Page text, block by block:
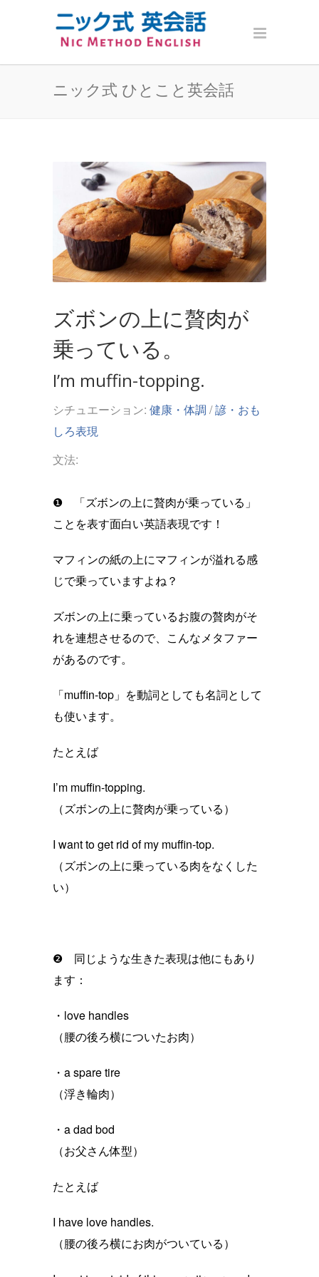
ニック式 ひとこと英会話
ズボンの上に贅肉が
乗っている。
I’m muffin-topping.
シチュエーション: 健康・体調 /諺・おも
しろ表現
文法:
❶ 「ズボンの上に贅肉が乗っている」
ことを表す面白い英語表現です！
マフィンの紙の上にマフィンが溢れる感
じで乗っていますよね？
ズボンの上に乗っているお腹の贅肉がそ
れを連想させるので、こんなメタファー
があるのです。
「muffin-top」を動詞としても名詞として
も使います。
たとえば
I’m muffin-topping.
（ズボンの上に贅肉が乗っている）
I want to get rid of my muffin-top.
（ズボンの上に乗っている肉をなくした
い）
❷ 同じような生きた表現は他にもあり
ます：
・love handles
（腰の後ろ横についたお肉）
・a spare tire
（浮き輪肉）
・a dad bod
（お父さん体型）
たとえば
I have love handles.
（腰の後ろ横にお肉がついている）